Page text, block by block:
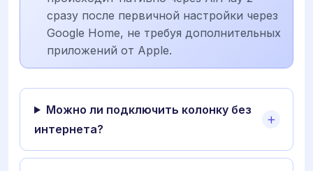
сразу после первичной настройки через
Google Home, не требуя дополнительных
приложений от Apple.
Можно ли подключить колонку без
интернета?